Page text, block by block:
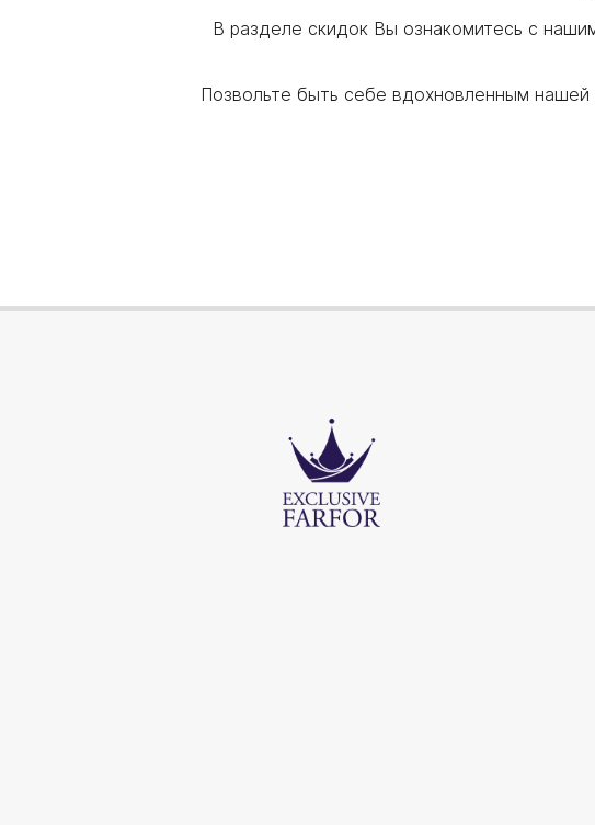
В разделе скидок Вы ознакомитесь с
Позвольте быть себе вдохновленным нашей